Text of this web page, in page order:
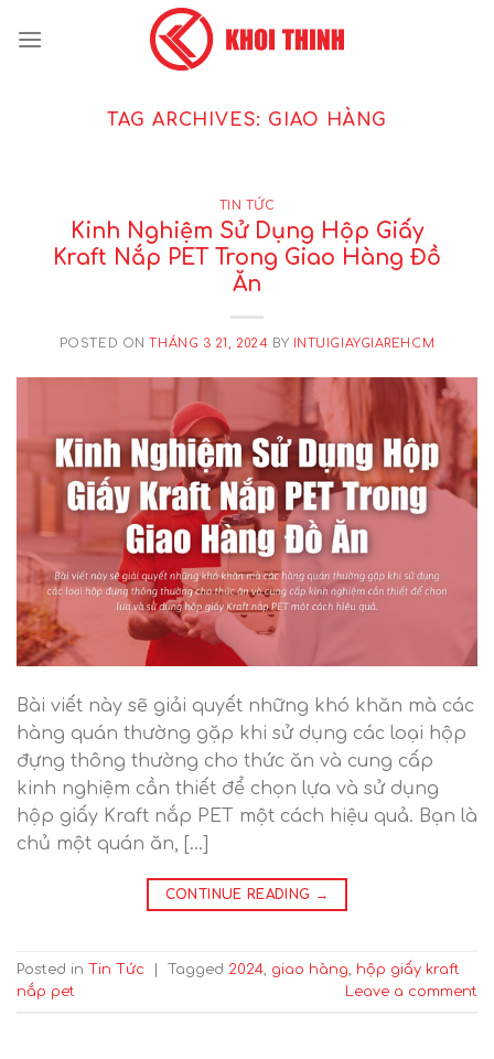
TAG ARCHIVES: GIAO HÀNG
TIN TỨC
Kinh Nghiệm Sử Dụng Hộp Giấy
Kraft Nắp PET Trong Giao Hàng Đồ
Ăn
POSTED ONTHÁNG 3 21, 2024 BY INTUIGIAYGIAREHCM
Bài viết này sẽ giải quyết những khó khăn mà các
hàng quán thường gặp khi sử dụng các loại hộp
đựng thông thường cho thức ăn và cung cấp
kinh nghiệm cần thiết để chọn lựa và sử dụng
hộp giấy Kraft nắp PET một cách hiệu quả. Bạn là
chủ một quán ăn, […]
CONTINUE READING →
Posted in Tin Tức Tagged 2024, giao hàng, hộp giấy kraft
nắp pet
Leave a comment